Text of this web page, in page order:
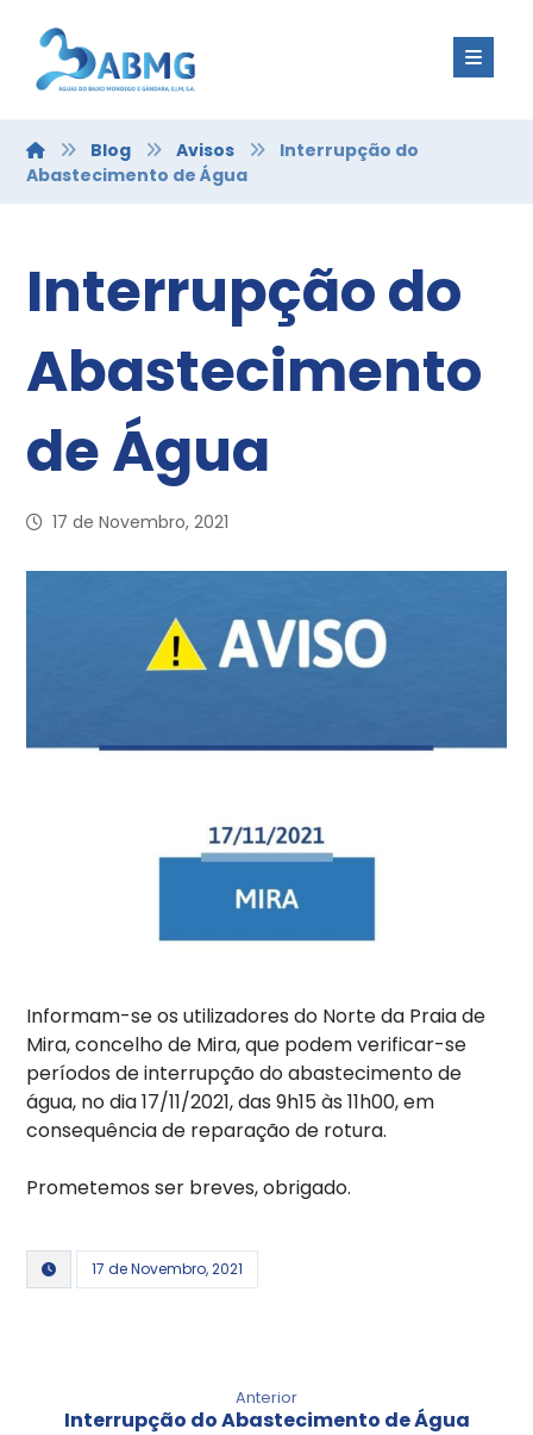
Blog Avisos
Interrupção do
Abastecimento de Água
Interrupção do
Abastecimento
de Água
17 de Novembro, 2021
Informam-se os utilizadores do Norte da Praia de
Mira, concelho de Mira, que podem verificar-se
períodos de interrupção do abastecimento de
água, no dia 17/11/2021, das 9h15 às 11h00, em
consequência de reparação de rotura.
Prometemos ser breves, obrigado.
17 de Novembro, 2021
Anterior
Interrupção do Abastecimento de Água